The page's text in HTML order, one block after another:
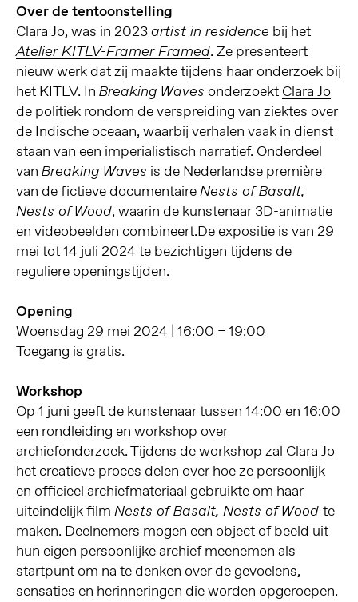
Over de tentoonstelling
Clara Jo, was in 2023artist in residence bij het
Atelier KITLV-Framer Framed. Ze presenteert
nieuw werk dat zij maakte tijdens haar onderzoek bij
het KITLV. In Breaking Waves onderzoekt Clara Jo
de politiek rondom de verspreiding van ziektes over
de Indische oceaan, waarbij verhalen vaak in dienst
staan van een imperialistisch narratief. Onderdeel
van Breaking Waves is de Nederlandse première
van de fictieve documentaireNests of Basalt,
Nests of Wood, waarin de kunstenaar 3D-animatie
en videobeelden combineert.De expositie is van 29
mei tot 14 juli 2024 te bezichtigen tijdens de
reguliere openingstijden.
Opening
Woensdag 29 mei 2024 | 16:00 – 19:00
Toegang is gratis.
Workshop
Op 1 juni geeft de kunstenaar tussen 14:00 en 16:00
een rondleiding en workshop over
archiefonderzoek. Tijdens de workshop zal Clara Jo
het creatieve proces delen over hoe ze persoonlijk
en officieel archiefmateriaal gebruikte om haar
uiteindelijk film Nests of Basalt, Nests of Wood te
maken. Deelnemers mogen een object of beeld uit
hun eigen persoonlijke archief meenemen als
startpunt om na te denken over de gevoelens,
sensaties en herinneringen die worden opgeroepen.